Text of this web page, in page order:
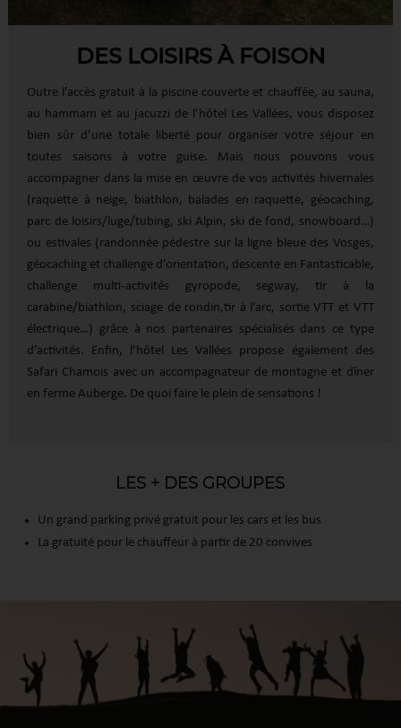
DES LOISIRS À FOISON
Outre l’accès gratuit à la piscine couverte et chauffée, au sauna,
au hammam et au jacuzzi de l’hôtel Les Vallées, vous disposez
bien sûr d’une totale liberté pour organiser votre séjour en
toutes saisons à votre guise. Mais nous pouvons vous
accompagner dans la mise en œuvre de vos activités hivernales
(raquette à neige, biathlon, balades en raquette, géocaching,
parc de loisirs/luge/tubing, ski Alpin, ski de fond, snowboard…)
ou estivales (randonnée pédestre sur la ligne bleue des Vosges,
géocaching et challenge d’orientation, descente en Fantasticable,
challenge multi-activités gyropode, segway, tir à la
carabine/biathlon, sciage de rondin,tir à l’arc, sortie VTT et VTT
électrique…) grâce à nos partenaires spécialisés dans ce type
d’activités. Enfin, l’hôtel Les Vallées propose également des
Safari Chamois avec un accompagnateur de montagne et dîner
en ferme Auberge. De quoi faire le plein de sensations !
LES + DES GROUPES
Un grand parking privé gratuit pour les cars et les bus
La gratuité pour le chauffeur à partir de 20 convives